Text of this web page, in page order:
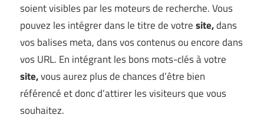
soient visibles par les moteurs de recherche. Vous
pouvez les intégrer dans le titre de votresite,dans
vos balises meta, dans vos contenus ou encore dans
vos URL. En intégrant les bons mots-clés à votre
site,vous aurez plus de chances d’être bien
référencé et donc d’attirer les visiteurs que vous
souhaitez.